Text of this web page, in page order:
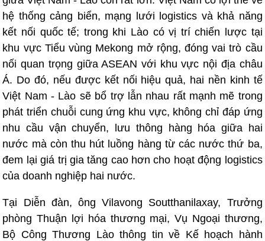
hệ thống cảng biển, mạng lưới logistics và khả năng
kết nối quốc tế; trong khi Lào có vị trí chiến lược tại
khu vực Tiểu vùng Mekong mở rộng, đóng vai trò cầu
nối quan trọng giữa ASEAN với khu vực nội địa châu
Á. Do đó, nếu được kết nối hiệu quả, hai nền kinh tế
Việt Nam - Lào sẽ bổ trợ lẫn nhau rất mạnh mẽ trong
phát triển chuỗi cung ứng khu vực, không chỉ đáp ứng
nhu cầu vận chuyển, lưu thông hàng hóa giữa hai
nước mà còn thu hút luồng hàng từ các nước thứ ba,
đem lại giá trị gia tăng cao hơn cho hoạt động logistics
của doanh nghiệp hai nước.
Tại Diễn đàn, ông Vilavong Soutthanilaxay, Trưởng
phòng Thuận lợi hóa thương mại, Vụ Ngoại thương,
Bộ Công Thương Lào thông tin về Kế hoạch hành